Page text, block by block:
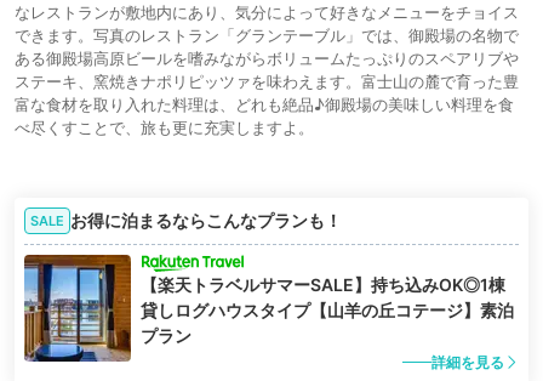
なレストランが敷地内にあり、気分によって好きなメニューをチョイス
できます。写真のレストラン「グランテーブル」では、御殿場の名物で
ある御殿場高原ビールを嗜みながらボリュームたっぷりのスペアリブや
ステーキ、窯焼きナポリピッツァを味わえます。富士山の麓で育った豊
富な食材を取り入れた料理は、どれも絶品♪御殿場の美味しい料理を食
べ尽くすことで、旅も更に充実しますよ。
SALE お得に泊まるならこんなプランも！
【楽天トラベルサマーSALE】持ち込みOK◎1棟
貸しログハウスタイプ【山羊の丘コテージ】素泊
プラン
詳細を見る